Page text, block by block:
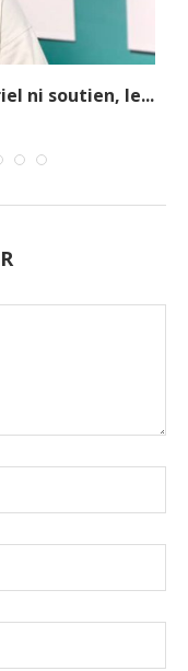
ni soutien, le...